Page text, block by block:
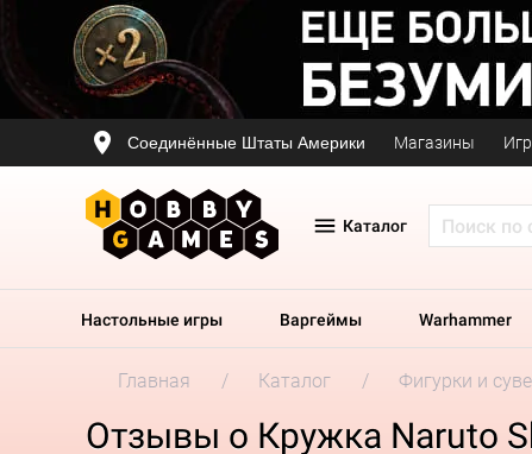
Соединённые Штаты Америки Магазины
Каталог
Настольные игры Варгеймы Warhammer
Главная Каталог Фигурки и
Отзывы о Кружка Naruto